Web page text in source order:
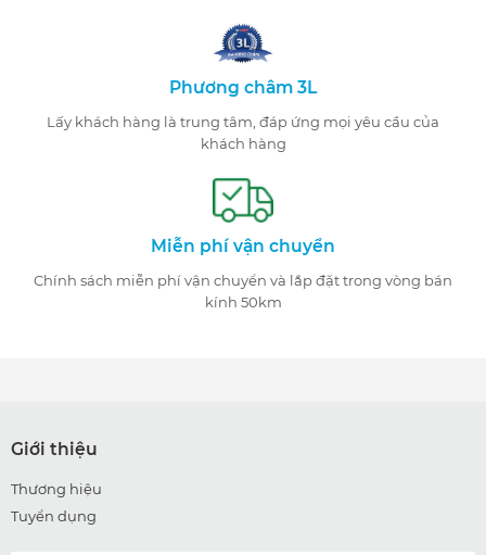
Phương châm 3L
Lấy khách hàng là trung tâm, đáp ứng mọi yêu cầu của
khách hàng
Miễn phí vận chuyển
Chính sách miễn phí vận chuyển và lắp đặt trong vòng bán
kính 50km
Giới thiệu
Thương hiệu
Tuyển dụng